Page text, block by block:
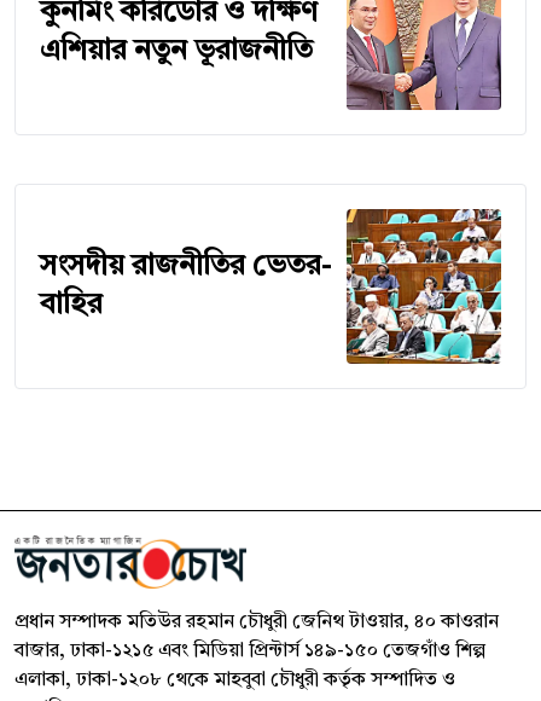
কুনমিং করিডোর ও দক্ষিণ
এশিয়ার নতুন ভূরাজনীতি
সংসদীয় রাজনীতির ভেতর-
বাহির
প্রধান সম্পাদক মতিউর রহমান চৌধুরী জেনিথ টাওয়ার, ৪০ কাওরান
বাজার, ঢাকা-১২১৫ এবং মিডিয়া প্রিন্টার্স ১৪৯-১৫০ তেজগাঁও শিল্প
এলাকা, ঢাকা-১২০৮ থেকে মাহবুবা চৌধুরী কর্তৃক সম্পাদিত ও